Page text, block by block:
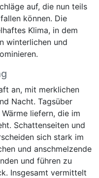
auf, die nun teils
können. Die
Klima, in dem
winterlichen und
an, mit merklichen
Nacht. Tagsüber
liefern, die im
Schattenseiten und
sich stark im
und anschmelzende
und führen zu
Insgesamt vermittelt